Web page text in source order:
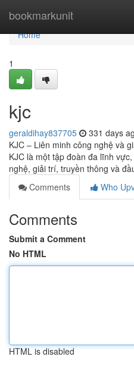
bookmarkunit
Home
Home
1
kjc
geraldihay837705 331 days
KJC – Liên minh công nghệ và
KJC là một tập đoàn đa lĩnh
nghệ, giải trí, truyền thông và
Comments
Who
Comments
Submit a Comment
No HTML
HTML is disabled